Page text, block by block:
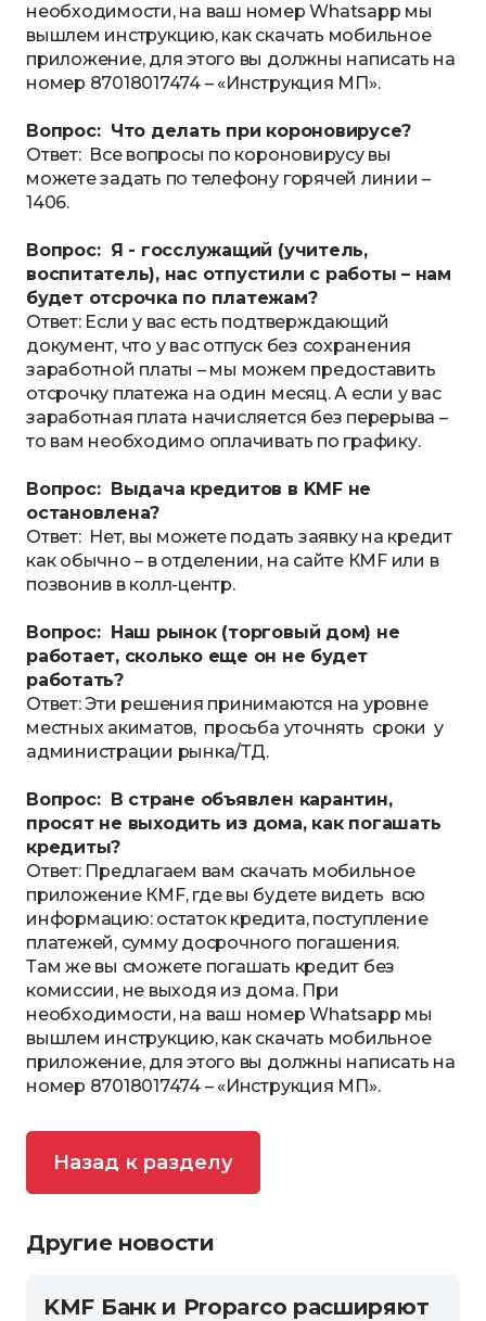
необходимости, на ваш номер Whatsapp мы
вышлем инструкцию, как скачать мобильное
приложение, для этого вы должны написать на
номер 87018017474 – «Инструкция МП».
Вопрос: Что делать при короновирусе?
Ответ: Все вопросы по короновирусу вы
можете задать по телефону горячей линии –
1406.
Вопрос: Я - госслужащий (учитель,
воспитатель), нас отпустили с работы – нам
будет отсрочка по платежам?
Ответ: Если у вас есть подтверждающий
документ, что у вас отпуск без сохранения
заработной платы – мы можем предоставить
отсрочку платежа на один месяц. А если у вас
заработная плата начисляется без перерыва –
то вам необходимо оплачивать по графику.
Вопрос: Выдача кредитов в KMF не
остановлена?
Ответ: Нет, вы можете подать заявку на кредит
как обычно – в отделении, на сайте КМF или в
позвонив в колл-центр.
Вопрос: Наш рынок (торговый дом) не
работает, сколько еще он не будет
работать?
Ответ: Эти решения принимаются на уровне
местных акиматов, просьба уточнять сроки у
администрации рынка/ТД.
Вопрос: В стране объявлен карантин,
просят не выходить из дома, как погашать
кредиты?
Ответ: Предлагаем вам скачать мобильное
приложение КМF, где вы будете видеть всю
информацию: остаток кредита, поступление
платежей, сумму досрочного погашения.
Там же вы сможете погашать кредит без
комиссии, не выходя из дома. При
необходимости, на ваш номер Whatsapp мы
вышлем инструкцию, как скачать мобильное
приложение, для этого вы должны написать на
номер 87018017474 – «Инструкция МП».
Назад к разделу
Другие новости
KMF Банк и Proparco расширяют